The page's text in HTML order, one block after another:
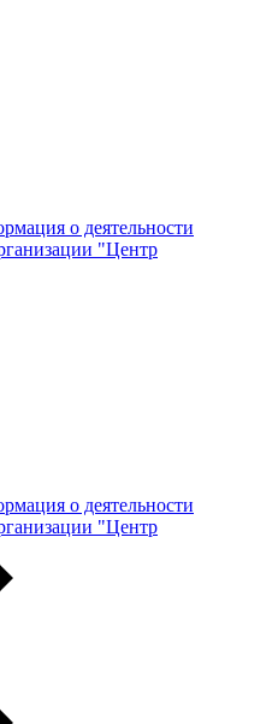
о деятельности
"Центр
о деятельности
"Центр